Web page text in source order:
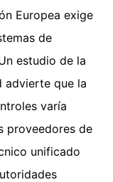
Europea exige
de
estudio de la
advierte que la
varía
proveedores de
unificado